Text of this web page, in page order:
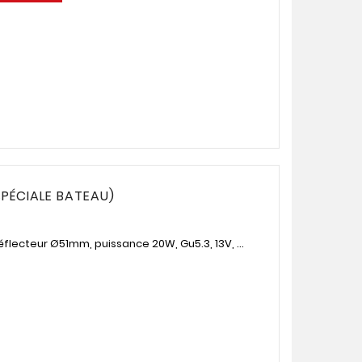
BATEAU)
Ø51mm, puissance 20W, Gu5.3, 13V, ...